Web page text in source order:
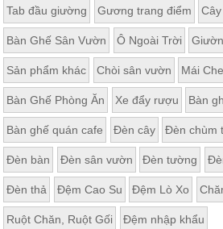
Tab đầu giường Gương trang điểm
Bàn Ghế Sân Vườn Ô Ngoài Trời
Sản phẩm khác Chòi sân vườn Mái
Bàn Ghế Phòng Ăn Xe đẩy rượu Bàn
Bàn ghế quán cafe Đèn cây Đèn chùm
Đèn bàn Đèn sân vườn Đèn tường
Đèn thả Đệm Cao Su Đệm Lò Xo
Ruột Chăn, Ruột Gối Đệm nhập khẩu